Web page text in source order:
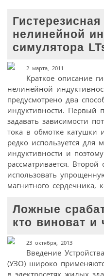
нелинейной
симулятора
2 марта, 2011
Краткое описание
нелинейной
предусмотрено два
индуктивности. Первый
задавать зависимости
тока в обмотке катушки
редко используется для
индуктивности и
рассматривается. Второй
использовать
магнитного
Ложные
кто виноват и
23 октября, 2013
Введение
(УЗО) широко